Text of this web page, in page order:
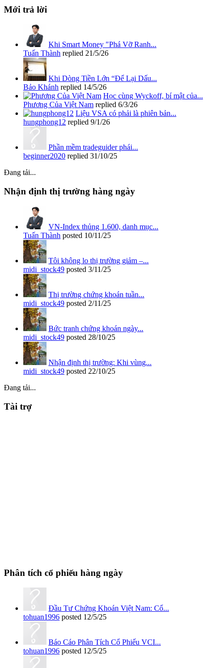
Mới trả lời
Khi Smart Money "Phá Vỡ Ranh...
Tuấn Thành replied 21/5/26
Khi Dòng Tiền Lớn “Để Lại Dấu...
Bảo Khánh replied 14/5/26
Học cùng Wyckoff, bí mật của...
Phương Của Việt Nam replied 6/3/26
Liệu VSA có phải là phiên bản...
hungphong12 replied 9/1/26
Phần mềm tradeguider phái...
beginner2020 replied 31/10/25
Đang tải...
Nhận định thị trường hàng ngày
VN-Index thủng 1.600, danh mục...
Tuấn Thành posted 10/11/25
Tôi không lo thị trường giảm –...
midi_stock49 posted 3/11/25
Thị trường chứng khoán tuần...
midi_stock49 posted 2/11/25
Bức tranh chứng khoán ngày...
midi_stock49 posted 28/10/25
Nhận định thị trường: Khi vùng...
midi_stock49 posted 22/10/25
Đang tải...
Tài trợ
Phân tích cổ phiếu hàng ngày
Đầu Tư Chứng Khoán Việt Nam: Cổ...
tohuan1996 posted 12/5/25
Báo Cáo Phân Tích Cổ Phiếu VCI...
tohuan1996 posted 12/5/25